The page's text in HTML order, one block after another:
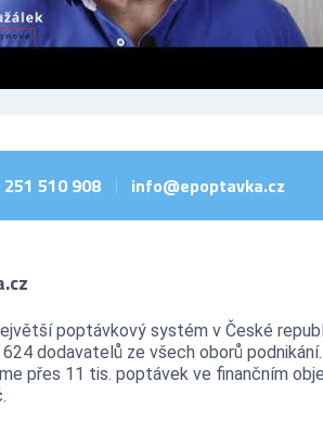
251 510 908 info@epoptavka.cz
poptávkový systém v České
dodavatelů ze všech oborů podnikání.
přes 11 tis. poptávek ve finančním